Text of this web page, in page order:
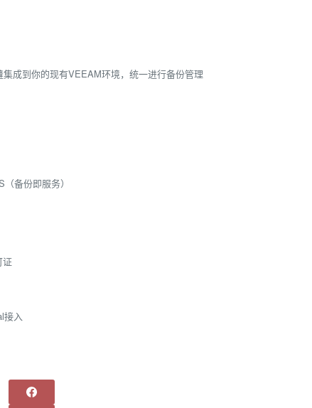
成到你的现有VEEAM环境，统一进行备份管理
备份即服务）
证
接入